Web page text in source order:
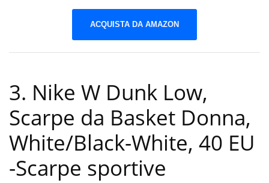
ACQUISTA DA AMAZON
3. Nike W Dunk Low,
Scarpe da Basket Donna,
White/Black-White, 40 EU
-Scarpe sportive